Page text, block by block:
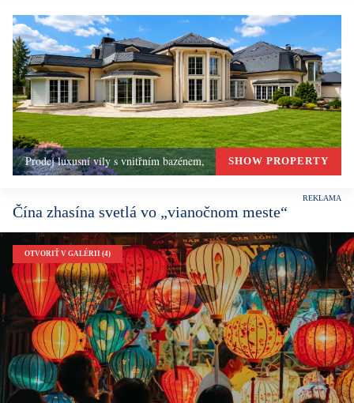
Prodej luxusní vily s vnitřním bazénem, SHOW PROPERTY
Čína zhasína svetlá vo „vianočnom meste“
OTVORIŤ V GALÉRII (4)